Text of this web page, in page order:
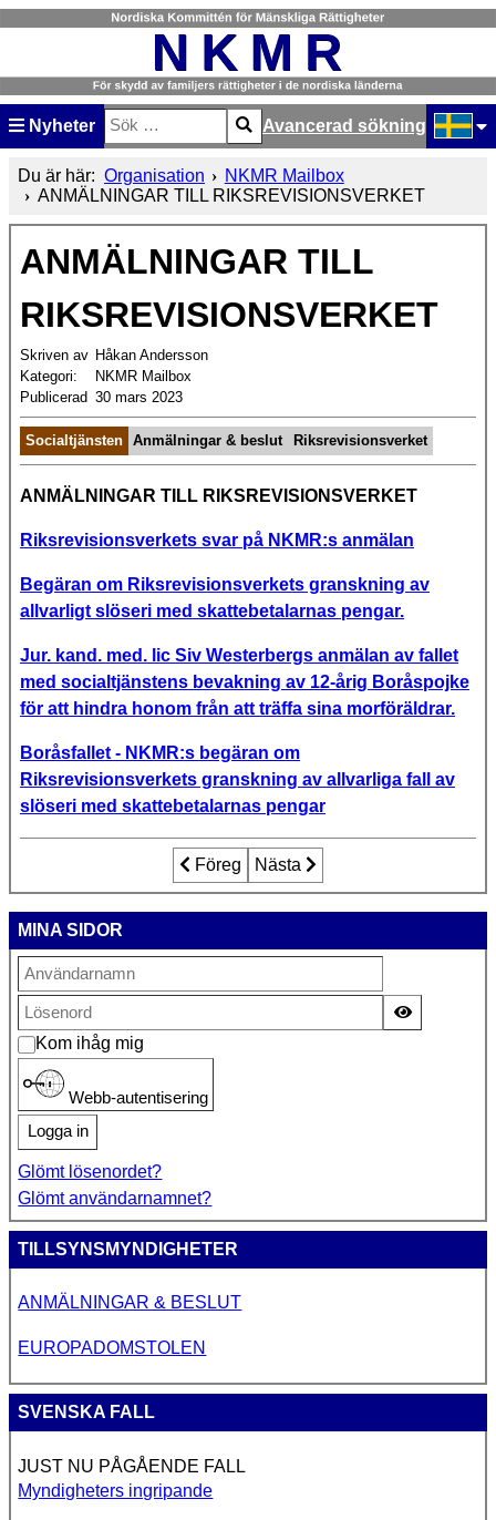
Nyheter
Sök
Type 2 or more characters for results.
Avancerad sökning
Du är här: Organisation
NKMR Mailbox
ANMÄLNINGAR TILL RIKSREVISIONSVERKET
ANMÄLNINGAR TILL
RIKSREVISIONSVERKET
Skriven av Håkan Andersson
Kategori:
NKMR Mailbox
Publicerad 30 mars 2023
Socialtjänsten Anmälningar & beslut Riksrevisionsverket
ANMÄLNINGAR TILL RIKSREVISIONSVERKET
Riksrevisionsverkets svar på NKMR:s anmälan
Begäran om Riksrevisionsverkets granskning av
allvarligt slöseri med skattebetalarnas pengar.
Jur. kand. med. lic Siv Westerbergs anmälan av fallet
med socialtjänstens bevakning av 12-årig Boråspojke
för att hindra honom från att träffa sina morföräldrar.
Boråsfallet - NKMR:s begäran om
Riksrevisionsverkets granskning av allvarliga fall av
slöseri med skattebetalarnas pengar
Föregående artikel: Begäran till
Föreg Nästa artikel: Sven-Erik
Nästa
MINA SIDOR
Kom ihåg mig
Webb-autentisering
Logga in
Glömt lösenordet?
Glömt användarnamnet?
TILLSYNSMYNDIGHETER
ANMÄLNINGAR & BESLUT
EUROPADOMSTOLEN
SVENSKA FALL
JUST NU PÅGÅENDE FALL
Myndigheters ingripande